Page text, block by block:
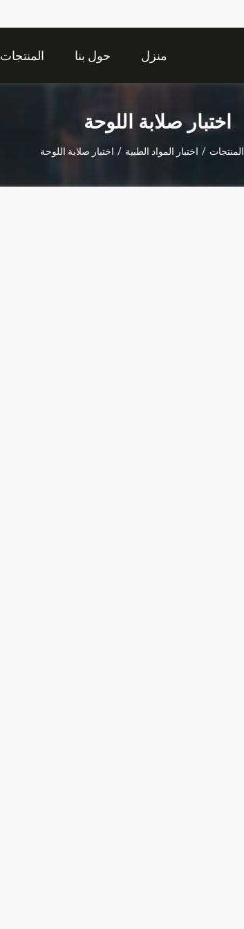
منزل حول بنا المنتجات
اختبار صلابة اللوحة
المنتجات / اختبار المواد الطبية / اختبار صلابة اللوحة